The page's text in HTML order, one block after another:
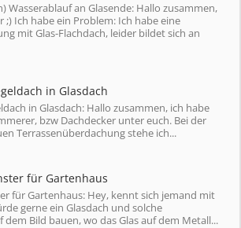
Wasserablauf an Glasende: Hallo zusammen,
;) Ich habe ein Problem: Ich habe eine
mit Glas-Flachdach, leider bildet sich an
in Glasdach
in Glasdach: Hallo zusammen, ich habe
bzw Dachdecker unter euch. Bei der
Terrassenüberdachung stehe ich...
für Gartenhaus
für Gartenhaus: Hey, kennt sich jemand mit
gerne ein Glasdach und solche
dem Bild bauen, wo das Glas auf dem Metall...